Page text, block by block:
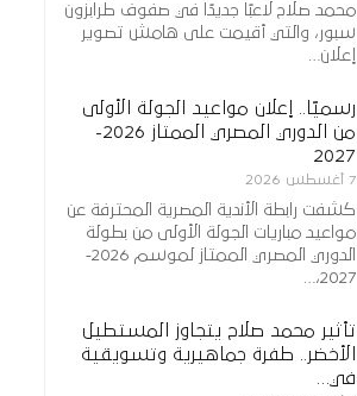
محمد صلاح لاعبًا جديدًا في صفوف طرابزون
سبور، والتي أقيمت على هامش تصوير
إعلان…
رسميًا.. إعلان مواعيد الجولة الأولى
من الدوري المصري الممتاز 2026-
2027
7 أغسطس 2026
كشفت رابطة الأندية المصرية المحترفة عن
مواعيد مباريات الجولة الأولى من بطولة
الدوري المصري الممتاز لموسم 2026-
2027،…
تأثير محمد صلاح يتجاوز المستطيل
الأخضر.. طفرة جماهيرية وتسويقية
في…